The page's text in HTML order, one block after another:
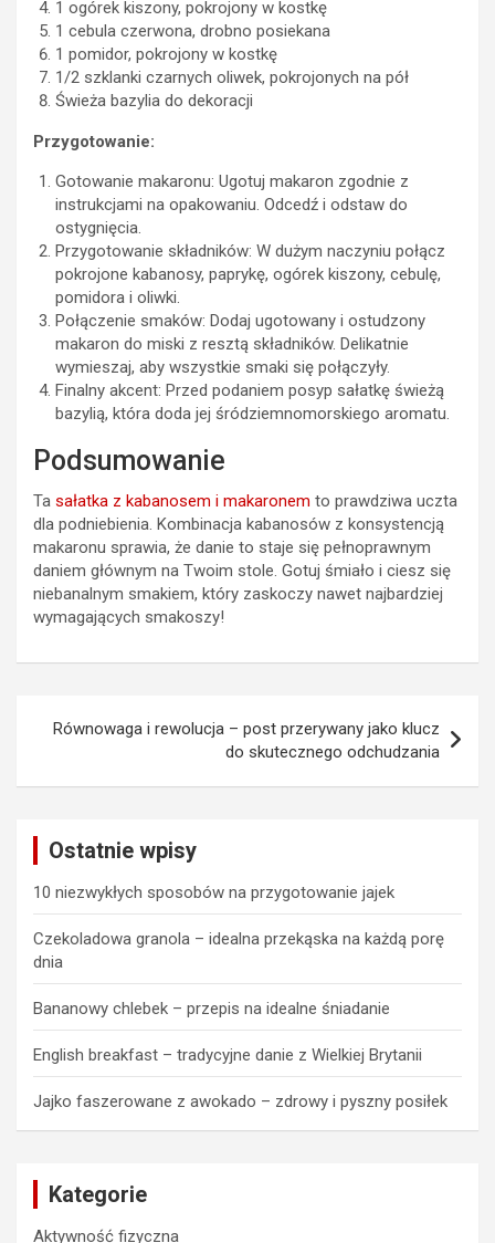
1 ogórek kiszony, pokrojony w kostkę
1 cebula czerwona, drobno posiekana
1 pomidor, pokrojony w kostkę
1/2 szklanki czarnych oliwek, pokrojonych na pół
Świeża bazylia do dekoracji
Przygotowanie:
Gotowanie makaronu: Ugotuj makaron zgodnie z
instrukcjami na opakowaniu. Odcedź i odstaw do
ostygnięcia.
Przygotowanie składników: W dużym naczyniu połącz
pokrojone kabanosy, paprykę, ogórek kiszony, cebulę,
pomidora i oliwki.
Połączenie smaków: Dodaj ugotowany i ostudzony
makaron do miski z resztą składników. Delikatnie
wymieszaj, aby wszystkie smaki się połączyły.
Finalny akcent: Przed podaniem posyp sałatkę świeżą
bazylią, która doda jej śródziemnomorskiego aromatu.
Podsumowanie
Ta sałatka z kabanosem i makaronem to prawdziwa uczta
dla podniebienia. Kombinacja kabanosów z konsystencją
makaronu sprawia, że danie to staje się pełnoprawnym
daniem głównym na Twoim stole. Gotuj śmiało i ciesz się
niebanalnym smakiem, który zaskoczy nawet najbardziej
wymagających smakoszy!
Równowaga i rewolucja – post przerywany jako klucz
do skutecznego odchudzania
Ostatnie wpisy
10 niezwykłych sposobów na przygotowanie jajek
Czekoladowa granola – idealna przekąska na każdą porę
dnia
Bananowy chlebek – przepis na idealne śniadanie
English breakfast – tradycyjne danie z Wielkiej Brytanii
Jajko faszerowane z awokado – zdrowy i pyszny posiłek
Kategorie
Aktywność fizyczna